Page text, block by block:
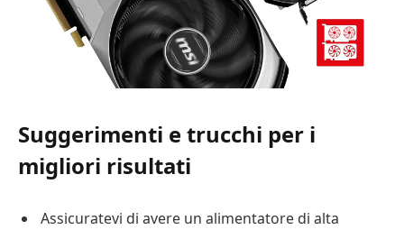
Suggerimenti e trucchi per i
migliori risultati
Assicuratevi di avere un alimentatore di alta